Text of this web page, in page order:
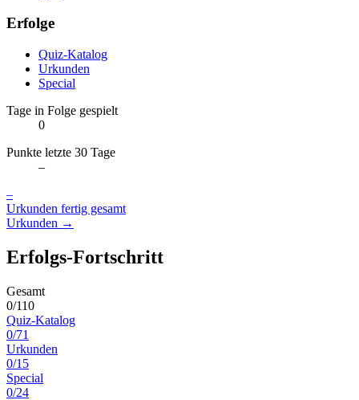
Erfolge
Quiz-Katalog
Urkunden
Special
Tage in Folge gespielt
0
Punkte letzte 30 Tage
–
–
Urkunden fertig gesamt
Urkunden →
Erfolgs-Fortschritt
Gesamt
0/110
Quiz-Katalog
0/71
Urkunden
0/15
Special
0/24